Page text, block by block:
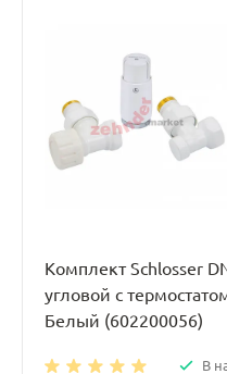
Комплект Schlosser
угловой с
Белый (602200056)
В